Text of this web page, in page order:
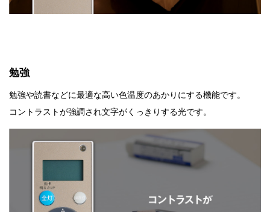
勉強
勉強や読書などに最適な高い色温度のあかりにする機能です。
コントラストが強調され文字がくっきりする光です。